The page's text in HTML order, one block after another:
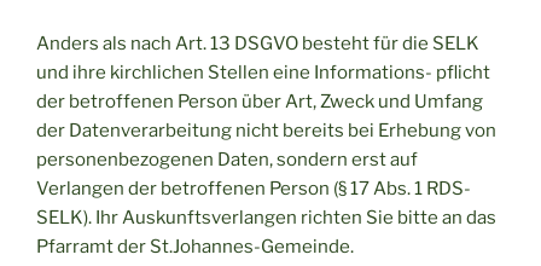
Anders als nach Art. 13 DSGVO besteht für die SELK
und ihre kirchlichen Stellen eine Informations- pflicht
der betroffenen Person über Art, Zweck und Umfang
der Datenverarbeitung nicht bereits bei Erhebung von
personenbezogenen Daten, sondern erst auf
Verlangen der betroffenen Person (§ 17 Abs. 1 RDS-
SELK). Ihr Auskunftsverlangen richten Sie bitte an das
Pfarramt der St.Johannes-Gemeinde.